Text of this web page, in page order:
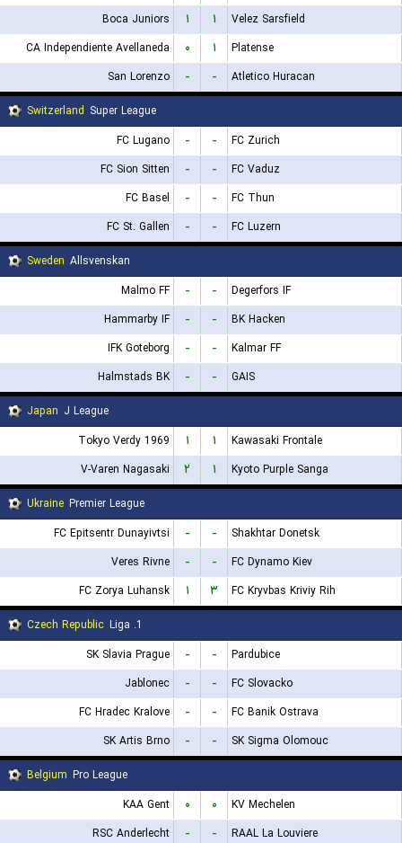
Boca Juniors
۱ ۱
Velez Sarsfield
CA Independiente Avellaneda
۰ ۱
Platense
San Lorenzo
- -
Atletico Huracan
Switzerland Super League
FC Lugano
- -
FC Zurich
FC Sion Sitten
- -
FC Vaduz
FC Basel
- -
FC Thun
FC St. Gallen
- -
FC Luzern
Sweden Allsvenskan
Malmo FF
- -
Degerfors IF
Hammarby IF
- -
BK Hacken
IFK Goteborg
- -
Kalmar FF
Halmstads BK
- -
GAIS
Japan J League
Tokyo Verdy 1969
۱ ۱
Kawasaki Frontale
V-Varen Nagasaki
۲ ۱
Kyoto Purple Sanga
Ukraine Premier League
FC Epitsentr Dunayivtsi
- -
Shakhtar Donetsk
Veres Rivne
- -
FC Dynamo Kiev
FC Zorya Luhansk
۱ ۳
FC Kryvbas Kriviy Rih
Czech Republic
1. Liga
SK Slavia Prague
- -
Pardubice
Jablonec
- -
FC Slovacko
FC Hradec Kralove
- -
FC Banik Ostrava
SK Artis Brno
- -
SK Sigma Olomouc
Belgium Pro League
KAA Gent
۰ ۰
KV Mechelen
RSC Anderlecht
- -
RAAL La Louviere